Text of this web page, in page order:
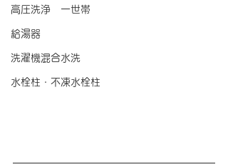
高圧洗浄 一世帯
給湯器
洗濯機混合水洗
水栓柱・不凍水栓柱